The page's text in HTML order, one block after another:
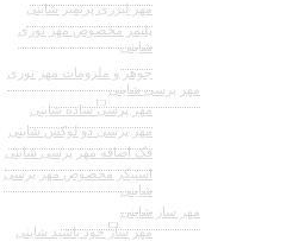
مهر لیزری پریمیر شاینی
پلیمر مخصوص مهر نوری
شاینی
جوهر و ملزومات مهر نوری
مهر پرسی شاینی
مهر پرسی ساده شاینی
مهر پرسی دو لوکس شاینی
فک اضافه مهر پرسی شاینی
استیکر مخصوص مهر پرسی
شاینی
مهر ساز شاینی
مهر ساز خود باشید شاینی